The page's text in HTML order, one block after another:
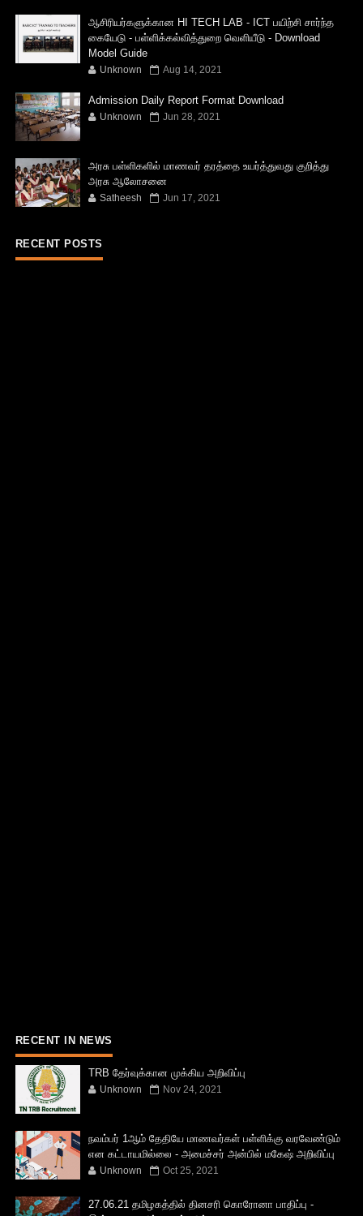
ஆசிரியர்களுக்கான HI TECH LAB - ICT பயிற்சி சார்ந்த
கையேடு - பள்ளிக்கல்வித்துறை வெளியீடு - Download
Model Guide
Unknown Aug 14, 2021
Admission Daily Report Format Download
Unknown Jun 28, 2021
அரசு பள்ளிகளில் மாணவர் தரத்தை உயர்த்துவது குறித்து
அரசு ஆலோசனை
Satheesh Jun 17, 2021
RECENT POSTS
RECENT IN NEWS
TRB தேர்வுக்கான முக்கிய அறிவிப்பு
Unknown Nov 24, 2021
நவம்பர் 1ஆம் தேதியே மாணவர்கள் பள்ளிக்கு வரவேண்டும்
என கட்டாயமில்லை - அமைச்சர் அன்பில் மகேஷ் அறிவிப்பு
Unknown Oct 25, 2021
27.06.21 தமிழகத்தில் தினசரி கொரோனா பாதிப்பு -